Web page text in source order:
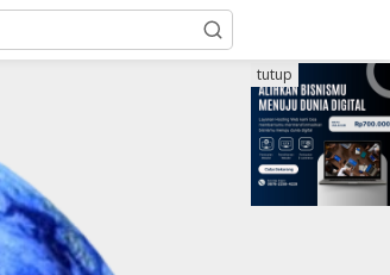
tutup